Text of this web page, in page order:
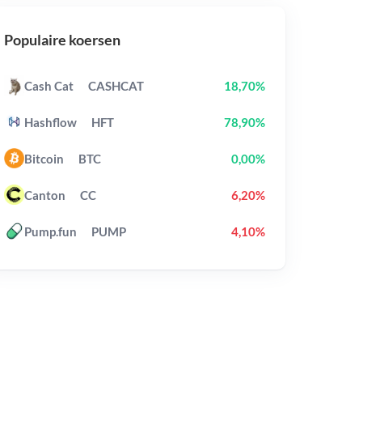
Populaire koersen
Cash Cat CASHCAT 18,70%
Hashflow HFT 78,90%
Bitcoin BTC 0,00%
Canton CC 6,20%
Pump.fun PUMP 4,10%